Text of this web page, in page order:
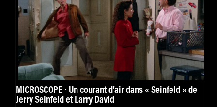
MICROSCOPE ⸱ Un courant d’air dans « Seinfeld » de
Jerry Seinfeld et Larry David